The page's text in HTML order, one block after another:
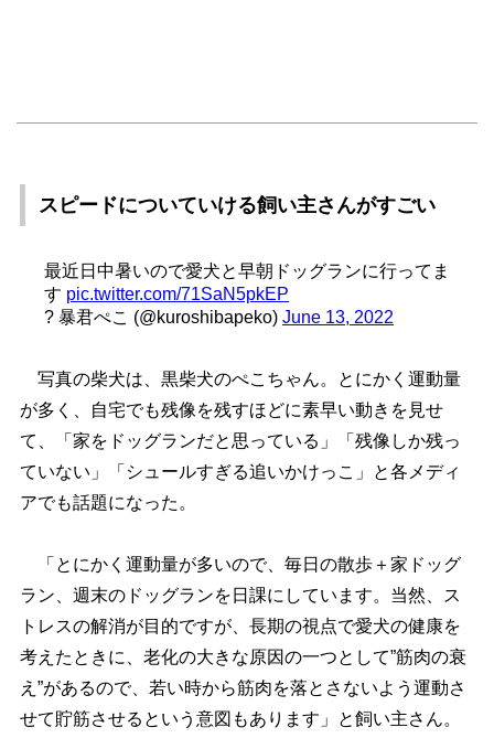
スピードについていける飼い主さんがすごい
最近日中暑いので愛犬と早朝ドッグランに行ってま
す pic.twitter.com/71SaN5pkEP
? 暴君ぺこ (@kuroshibapeko) June 13, 2022
写真の柴犬は、黒柴犬のぺこちゃん。とにかく運動量
が多く、自宅でも残像を残すほどに素早い動きを見せ
て、「家をドッグランだと思っている」「残像しか残っ
ていない」「シュールすぎる追いかけっこ」と各メディ
アでも話題になった。
「とにかく運動量が多いので、毎日の散歩＋家ドッグ
ラン、週末のドッグランを日課にしています。当然、ス
トレスの解消が目的ですが、長期の視点で愛犬の健康を
考えたときに、老化の大きな原因の一つとして”筋肉の衰
え”があるので、若い時から筋肉を落とさないよう運動さ
せて貯筋させるという意図もあります」と飼い主さん。